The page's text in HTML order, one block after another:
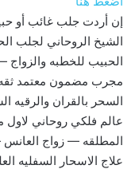
إن أردت جلب غائب أو
الشيخ الروحاني لجلب
الحبيب للخطبه
مجرب مضمون معتمد ثقه
السحر بالقران
عالم فلكي روحاني لاول
المطلقه — زواج العانس
علاج الاسحار السفليه